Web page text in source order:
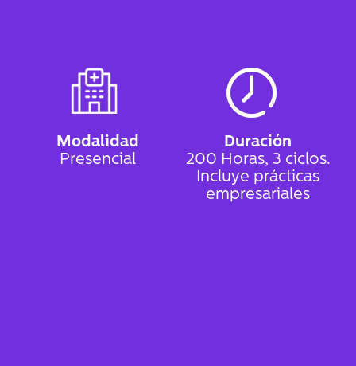
Modalidad
Presencial
Duración
200 Horas, 3 ciclos.
Incluye prácticas
empresariales